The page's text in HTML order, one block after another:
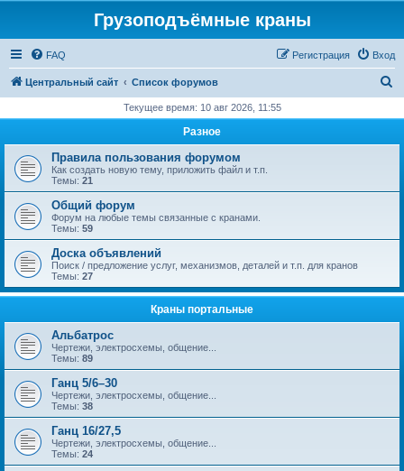
Грузоподъёмные краны
FAQ Вход
Регистрация
Центральный сайт Список форумов
с
Текущее время: 10 авг 2026, 11:55
Разное
Правила пользования форумом
Как создать новую тему, приложить файл и т.п.
Темы: 21
Общий форум
Форум на любые темы связанные с кранами.
Темы: 59
Доска объявлений
Поиск / предложение услуг, механизмов, деталей и т.п. для кранов
Темы: 27
Краны портальные
Альбатрос
Чертежи, электросхемы, общение...
Темы: 89
Ганц 5/6–30
Чертежи, электросхемы, общение...
Темы: 38
Ганц 16/27,5
Чертежи, электросхемы, общение...
Темы: 24